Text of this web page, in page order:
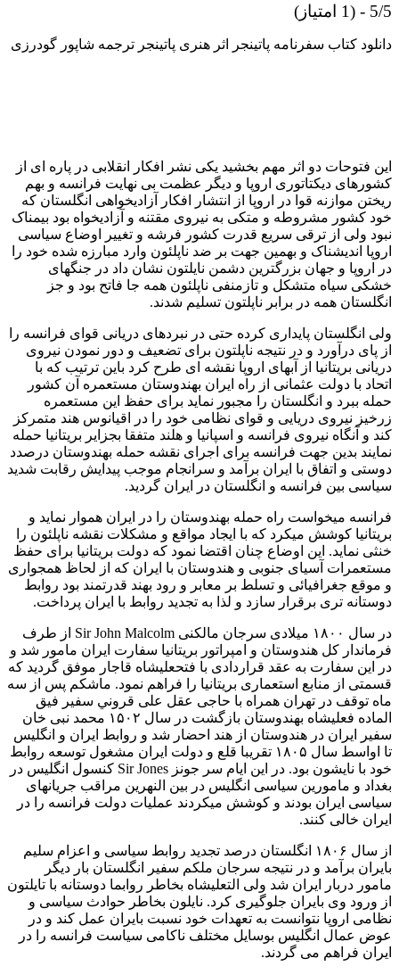
5/5 - (1 امتیاز)
دانلود کتاب سفرنامه پاتینجر اثر هنری پاتینجر ترجمه شاپور گودرزی
این فتوحات دو اثر مهم بخشید یکی نشر افکار انقلابی در پاره ای از
کشورهای دیکتاتوری اروپا و دیگر عظمت بی نهایت فرانسه و بهم
ریختن موازنه قوا در اروپا از انتشار افکار آزادیخواهی انگلستان که
خود کشور مشروطه و متکی به نیروی مقتنه و آزادیخواه بود بیمناک
نبود ولی از ترقی سریع قدرت کشور فرشه و تغییر اوضاع سیاسی
اروپا اندیشناک و بهمین جهت بر ضد ناپلئون وارد مبارزه شده خود را
در اروپا و جهان بزرگترین دشمن نایلتون نشان داد در جنگهای
خشکی سیاه متشکل و تازمنفی ناپلئون همه جا فاتح بود و جز
انگلستان همه در برابر ناپلتون تسلیم شدند.
ولی انگلستان پایداری کرده حتی در نبردهای دریانی قوای فرانسه را
از پای درآورد و در نتیجه ناپلتون برای تضعیف و دور نمودن نیروی
دریانی بریتانیا از آبهای اروپا نقشه ای طرح کرد باین ترتیب که با
اتحاد با دولت عثمانی از راه ایران بهندوستان مستعمره آن کشور
حمله ببرد و انگلستان را مجبور نماید برای حفظ این مستعمره
زرخیز نیروی دریایی و قوای نظامی خود را در اقیانوس هند متمرکز
کند و آنگاه نیروی فرانسه و اسپانیا و هلند متفقا بجزاير بريتانيا حمله
نمایند بدین جهت فرانسه برای اجرای نقشه حمله بهندوستان درصدد
دوستی و اتفاق با ایران برآمد و سرانجام موجب پیدایش رقابت شدید
سیاسی بین فرانسه و انگلستان در ایران گردید.
فرانسه میخواست راه حمله بهندوستان را در ایران هموار نماید و
بریتانیا کوشش میکرد که با ایجاد مواقع و مشکلات نقشه ناپلئون را
خنثی نماید. این اوضاع چنان اقتضا نمود که دولت بریتانیا برای حفظ
مستعمرات آسیای جنوبی و هندوستان با ایران که از لحاظ همجواری
و موقع جغرافیائی و تسلط بر معابر و رود بهند قدرتمند بود روابط
دوستانه تری برقرار سازد و لذا به تجدید روابط با ایران پرداخت.
در سال ۱۸۰۰ میلادی سرجان مالکنی Sir John Malcolm از طرف
فرماندار کل هندوستان و امپراتور بریتانیا سفارت ایران مامور شد و
در این سفارت به عقد قراردادی با فتحعلیشاه قاجار موفق گردید که
قسمتی از منابع استعماری بریتانیا را فراهم نمود. ماشکم پس از سه
ماه توقف در تهران همراه با حاجی عقل على قروني سفير فيق
الماده فعلیشاه بهندوستان بازگشت در سال ۱۵۰۲ محمد نبی خان
سفیر ایران در هندوستان از هند احضار شد و روابط ایران و انگلیس
تا اواسط سال ۱۸۰۵ تقریبا قلع و دولت ایران مشغول توسعه روابط
خود با نایشون بود. در این ایام سر جونز Sir Jones کنسول انگلیس در
بغداد و مامورین سیاسی انگلیس در بین النهرین مراقب جریانهای
سیاسی ایران بودند و کوشش میکردند عملیات دولت فرانسه را در
ایران خالی کنند.
از سال ۱۸۰۶ انگلستان درصد تجدید روابط سیاسی و اعزام سلیم
بایران برآمد و در نتیجه سرجان ملکم سفیر انگلستان بار دیگر
مامور دربار ایران شد ولی التعليشاه بخاطر روابما دوستانه با تایلتون
از ورود وی بایران جلوگیری کرد. نایلون بخاطر حوادث سیاسی و
نظامی اروپا نتوانست به تعهدات خود نسبت بایران عمل کند و در
عوض عمال انگلیس بوسایل مختلف ناکامی سیاست فرانسه را در
ایران فراهم می گردند.